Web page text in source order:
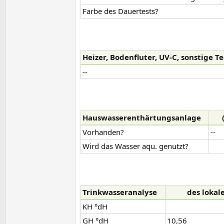
Farbe des Dauertests?
Heizer, Bodenfluter, UV-C, sonstige
--
Hauswasserenthärtungsanlage​
Vorhanden?
--
Wird das Wasser aqu. genutzt?
Trinkwasseranalyse​
des
KH °dH
GH °dH
10,56